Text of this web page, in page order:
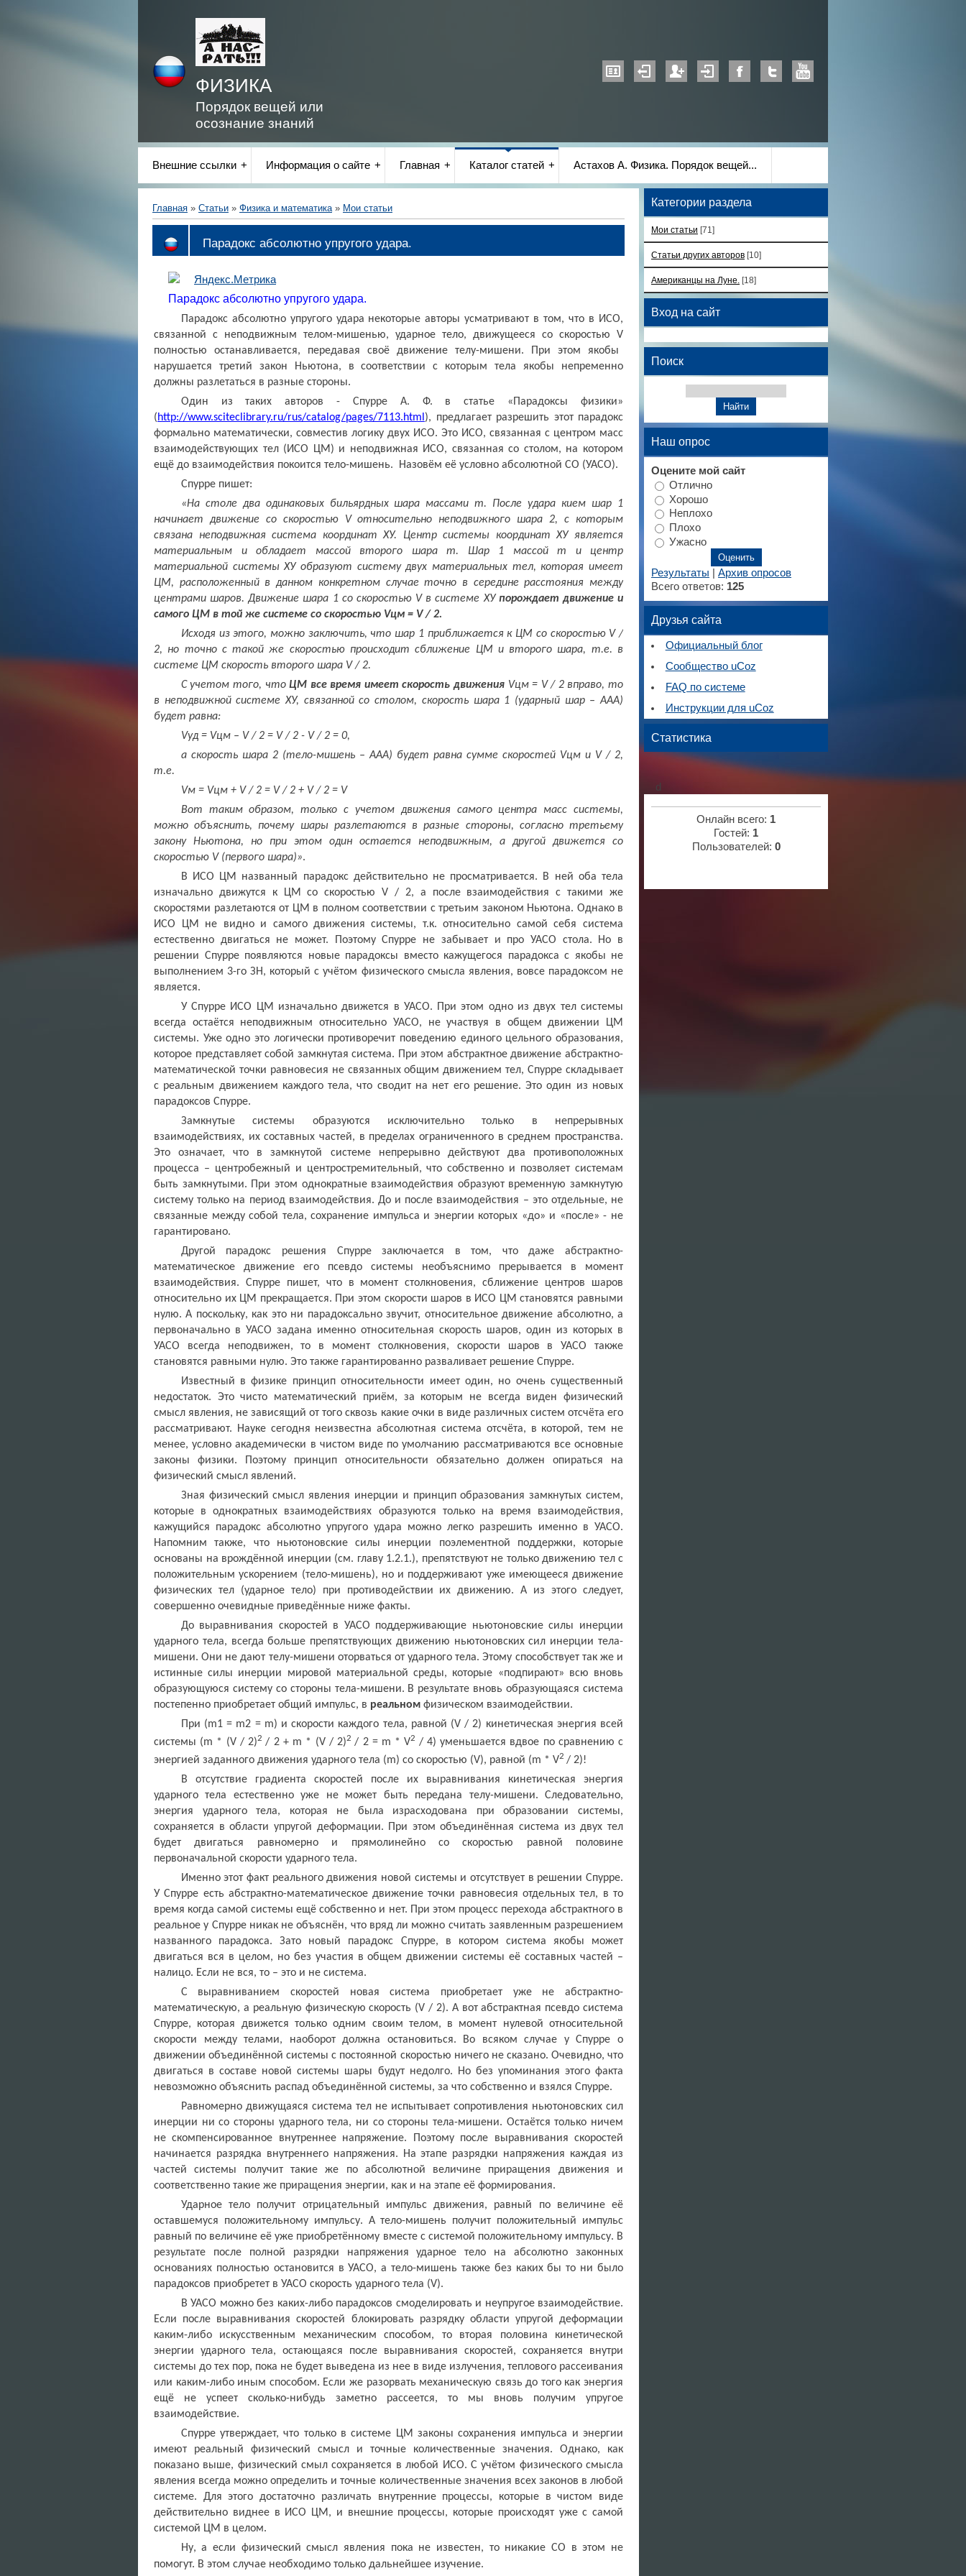
ФИЗИКА
Порядок вещей или
осознание знаний
Внешние ссылки Информация о сайте Главная Каталог статей Астахов А. Физика. Порядок вещей...
Главная » Статьи » Физика и математика» Мои статьи
Парадокс абсолютно упругого удара.
Парадокс абсолютно упругого удара.
Парадокс абсолютно упругого удара некоторые авторы усматривают в том, что в ИСО,
связанной с неподвижным телом-мишенью, ударное тело, движущееся со скоростью V
полностью останавливается, передавая своё движение телу-мишени. При этом якобы
нарушается третий закон Ньютона, в соответствии с которым тела якобы непременно
должны разлетаться в разные стороны.
Один из таких авторов - Спурре А. Ф. в статье «Парадоксы физики»
(http://www.sciteclibrary.ru/rus/catalog/pages/7113.html ), предлагает разрешить этот парадокс
формально математически, совместив логику двух ИСО. Это ИСО, связанная с центром масс
взаимодействующих тел (ИСО ЦМ) и неподвижная ИСО, связанная со столом, на котором
ещё до взаимодействия покоится тело-мишень. Назовём её условно абсолютной СО (УАСО).
Спурре пишет:
«На столе два одинаковых бильярдных шара массами m. После удара кием шар 1
начинает движение со скоростью V относительно неподвижного шара 2, с которым
связана неподвижная система координат ХУ. Центр системы координат ХУ является
материальным и обладает массой второго шара m. Шар 1 массой m и центр
материальной системы ХУ образуют систему двух материальных тел, которая имеет
ЦМ, расположенный в данном конкретном случае точно в середине расстояния между
центрами шаров. Движение шара 1 со скоростью V в системе ХУ порождает движение и
самого ЦМ в той же системе со скоростью Vцм = V/ 2.
Исходя из этого, можно заключить, что шар 1 приближается к ЦМ со скоростью V/
2, но точно с такой же скоростью происходит сближение ЦМ и второго шара, т.е. в
системе ЦМ скорость второго шара V/ 2.
С учетом того, чтоЦМ все время имеет скорость движения Vцм = V / 2 вправо, то
в неподвижной системе ХУ, связанной со столом, скорость шара 1 (ударный шар – ААА)
будет равна:
Vуд = Vцм – V/ 2 = V/ 2 - V/ 2 = 0,
а скорость шара 2 (тело-мишень – ААА) будет равна сумме скоростей Vцм и V/ 2,
т.е.
Vм = Vцм + V/ 2 = V/ 2 + V/ 2 = V
Вот таким образом, только с учетом движения самого центра масс системы,
можно объяснить, почему шары разлетаются в разные стороны, согласно третьему
закону Ньютона, но при этом один остается неподвижным, а другой движется со
скоростью V (первого шара)».
В ИСО ЦМ названный парадокс действительно не просматривается. В ней оба тела
изначально движутся к ЦМ со скоростьюV / 2, а после взаимодействия с такими же
скоростями разлетаются от ЦМ в полном соответствии с третьим законом Ньютона. Однако в
ИСО ЦМ не видно и самого движения системы, т.к. относительно самой себя система
естественно двигаться не может. Поэтому Спурре не забывает и про УАСО стола. Но в
решении Спурре появляются новые парадоксы вместо кажущегося парадокса с якобы не
выполнением 3-го ЗН, который с учётом физического смысла явления, вовсе парадоксом не
является.
У Спурре ИСО ЦМ изначально движется в УАСО. При этом одно из двух тел системы
всегда остаётся неподвижным относительно УАСО, не участвуя в общем движении ЦМ
системы. Уже одно это логически противоречит поведению единого цельного образования,
которое представляет собой замкнутая система. При этом абстрактное движение абстрактно-
математической точки равновесия не связанных общим движением тел, Спурре складывает
с реальным движением каждого тела, что сводит на нет его решение. Это один из новых
парадоксов Спурре.
Замкнутые системы образуются исключительно только в непрерывных
взаимодействиях, их составных частей, в пределах ограниченного в среднем пространства.
Это означает, что в замкнутой системе непрерывно действуют два противоположных
процесса – центробежный и центростремительный, что собственно и позволяет системам
быть замкнутыми. При этом однократные взаимодействия образуют временную замкнутую
систему только на период взаимодействия. До и после взаимодействия – это отдельные, не
связанные между собой тела, сохранение импульса и энергии которых «до» и «после» - не
гарантировано.
Другой парадокс решения Спурре заключается в том, что даже абстрактно-
математическое движение его псевдо системы необъяснимо прерывается в момент
взаимодействия. Спурре пишет, что в момент столкновения, сближение центров шаров
относительно их ЦМ прекращается. При этом скорости шаров в ИСО ЦМ становятся равными
нулю. А поскольку, как это ни парадоксально звучит, относительное движение абсолютно, а
первоначально в УАСО задана именно относительная скорость шаров, один из которых в
УАСО всегда неподвижен, то в момент столкновения, скорости шаров в УАСО также
становятся равными нулю. Это также гарантированно разваливает решение Спурре.
Известный в физике принцип относительности имеет один, но очень существенный
недостаток. Это чисто математический приём, за которым не всегда виден физический
смысл явления, не зависящий от того сквозь какие очки в виде различных систем отсчёта его
рассматривают. Науке сегодня неизвестна абсолютная система отсчёта, в которой, тем не
менее, условно академически в чистом виде по умолчанию рассматриваются все основные
законы физики. Поэтому принцип относительности обязательно должен опираться на
физический смысл явлений.
Зная физический смысл явления инерции и принцип образования замкнутых систем,
которые в однократных взаимодействиях образуются только на время взаимодействия,
кажущийся парадокс абсолютно упругого удара можно легко разрешить именно в УАСО.
Напомним также, что ньютоновские силы инерции поэлементной поддержки, которые
основаны на врождённой инерции (см. главу 1.2.1.), препятствуют не только движению тел с
положительным ускорением (тело-мишень), но и поддерживают уже имеющееся движение
физических тел (ударное тело) при противодействии их движению. А из этого следует,
совершенно очевидные приведённые ниже факты.
До выравнивания скоростей в УАСО поддерживающие ньютоновские силы инерции
ударного тела, всегда больше препятствующих движению ньютоновских сил инерции тела-
мишени. Они не дают телу-мишени оторваться от ударного тела. Этому способствует так же и
истинные силы инерции мировой материальной среды, которые «подпирают» всю вновь
образующуюся систему со стороны тела-мишени. В результате вновь образующаяся система
постепенно приобретает общий импульс, в реальном физическом взаимодействии.
При (m1 = m2 = m) и скорости каждого тела, равной (V / 2) кинетическая энергия всей
системы (m * (V/ 2)2 / 2 + m * (V/ 2)2 / 2 = m *V2 / 4) уменьшается вдвое по сравнению с
энергией заданного движения ударного тела (m) со скоростью (V), равной (m * V2 / 2)!
В отсутствие градиента скоростей после их выравнивания кинетическая энергия
ударного тела естественно уже не может быть передана телу-мишени. Следовательно,
энергия ударного тела, которая не была израсходована при образовании системы,
сохраняется в области упругой деформации. При этом объединённая система из двух тел
будет двигаться равномерно и прямолинейно со скоростью равной половине
первоначальной скорости ударного тела.
Именно этот факт реального движения новой системы и отсутствует в решении Спурре.
У Спурре есть абстрактно-математическое движение точки равновесия отдельных тел, в то
время когда самой системы ещё собственно и нет. При этом процесс перехода абстрактного в
реальное у Спурре никак не объяснён, что вряд ли можно считать заявленным разрешением
названного парадокса. Зато новый парадокс Спурре, в котором система якобы может
двигаться вся в целом, но без участия в общем движении системы её составных частей –
налицо. Если не вся, то – это и не система.
С выравниванием скоростей новая система приобретает уже не абстрактно-
математическую, а реальную физическую скорость (V / 2). А вот абстрактная псевдо система
Спурре, которая движется только одним своим телом, в момент нулевой относительной
скорости между телами, наоборот должна остановиться. Во всяком случае у Спурре о
движении объединённой системы с постоянной скоростью ничего не сказано. Очевидно, что
двигаться в составе новой системы шары будут недолго. Но без упоминания этого факта
невозможно объяснить распад объединённой системы, за что собственно и взялся Спурре.
Равномерно движущаяся система тел не испытывает сопротивления ньютоновских сил
инерции ни со стороны ударного тела, ни со стороны тела-мишени. Остаётся только ничем
не скомпенсированное внутреннее напряжение. Поэтому после выравнивания скоростей
начинается разрядка внутреннего напряжения. На этапе разрядки напряжения каждая из
частей системы получит такие же по абсолютной величине приращения движения и
соответственно такие же приращения энергии, как и на этапе её формирования.
Ударное тело получит отрицательный импульс движения, равный по величине её
оставшемуся положительному импульсу. А тело-мишень получит положительный импульс
равный по величине её уже приобретённому вместе с системой положительному импульсу. В
результате после полной разрядки напряжения ударное тело на абсолютно законных
основаниях полностью остановится в УАСО, а тело-мишень также без каких бы то ни было
парадоксов приобретет в УАСО скорость ударного тела (V).
В УАСО можно без каких-либо парадоксов смоделировать и неупругое взаимодействие.
Если после выравнивания скоростей блокировать разрядку области упругой деформации
каким-либо искусственным механическим способом, то вторая половина кинетической
энергии ударного тела, остающаяся после выравнивания скоростей, сохраняется внутри
системы до тех пор, пока не будет выведена из нее в виде излучения, теплового рассеивания
или каким-либо иным способом. Если же разорвать механическую связь до того как энергия
ещё не успеет сколько-нибудь заметно рассеется, то мы вновь получим упругое
взаимодействие.
Спурре утверждает, что только в системе ЦМ законы сохранения импульса и энергии
имеют реальный физический смысл и точные количественные значения. Однако, как
показано выше, физический смыл сохраняется в любой ИСО. С учётом физического смысла
явления всегда можно определить и точные количественные значения всех законов в любой
системе. Для этого достаточно различать внутренние процессы, которые в чистом виде
действительно виднее в ИСО ЦМ, и внешние процессы, которые происходят уже с самой
системой ЦМ в целом.
Ну, а если физический смысл явления пока не известен, то никакие СО в этом не
помогут. В этом случае необходимо только дальнейшее изучение.
Категории раздела
Мои статьи [71]
Статьи других авторов [10]
Американцы на Луне. [18]
Вход на сайт
Поиск
Наш опрос
Оцените мой сайт
Отлично
Хорошо
Неплохо
Плохо
Ужасно
Результаты
Архив опросов
Всего ответов: 125
Друзья сайта
Официальный блог
Сообщество uCoz
FAQ по системе
Инструкции для uCoz
Статистика
d
Онлайн всего: 1
Гостей: 1
Пользователей: 0